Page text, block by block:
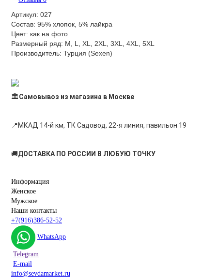
Артикул: 027
Состав: 95% хлопок, 5% лайкра
Цвет: как на фото
Размерный ряд: M, L, XL, 2XL, 3XL, 4XL, 5XL
Производитель: Турция (Sexen)
🏛Самовывоз из магазина в Москве
📍МКАД 14-й км, ТК Садовод, 22-я линия, павильон 19
🚚ДОСТАВКА ПО РОССИИ В ЛЮБУЮ ТОЧКУ
Информация
Женское
Мужское
Наши контакты
+7(916)386-52-52
WhatsApp
Telegram
E-mail
info@sevdamarket.ru